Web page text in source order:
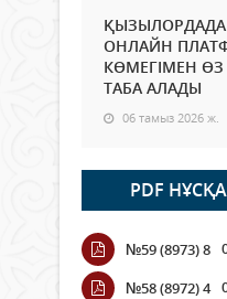
ОНЛАЙН
КӨМЕГІМЕН
ТАБА АЛАДЫ
06 тамыз 2026 ж.
Open Air:
полиция
мыңнан астам
қауіпсіздігін
06 тамыз 2026 ж.
PDF
№59 (8973) 8
№58 (8972) 4